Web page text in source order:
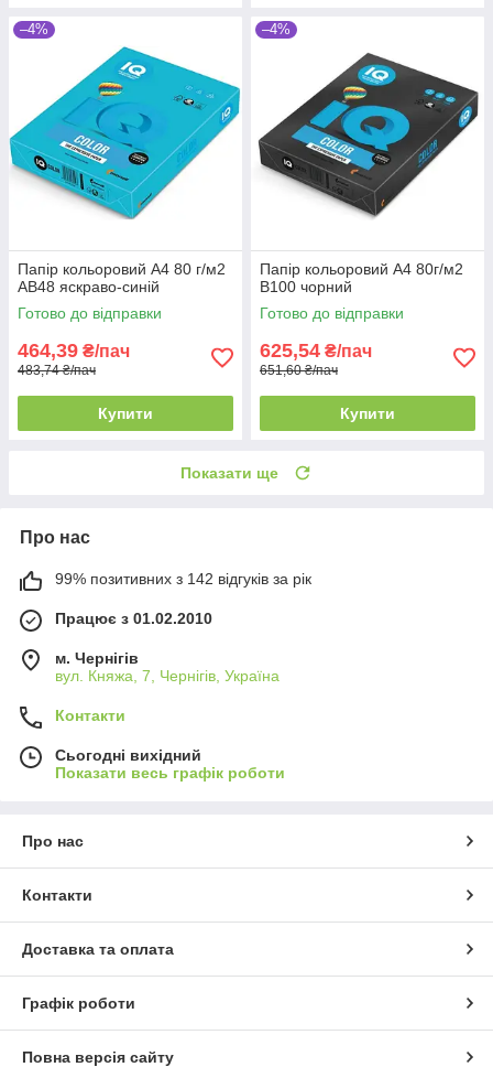
–4%
Папір кольоровий А4 80 г/м2
AB48 яскраво-синій
Готово до відправки
464,39 ₴/пач
483,74 ₴/пач
Купити
–4%
Папір кольоровий А4 80г/м2
B100 чорний
Готово до відправки
625,54 ₴/пач
651,60 ₴/пач
Купити
Показати ще
Про нас
99% позитивних з 142 відгуків за рік
Працює з 01.02.2010
м. Чернігів
вул. Княжа, 7, Чернігів, Україна
Контакти
Сьогодні вихідний
Показати весь графік роботи
Про нас
Контакти
Доставка та оплата
Графік роботи
Повна версія сайту